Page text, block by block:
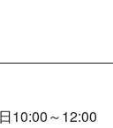
10:00～12:00